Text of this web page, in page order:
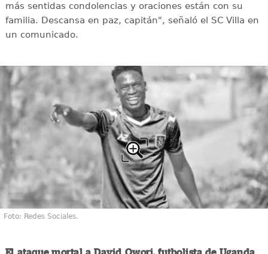
más sentidas condolencias y oraciones están con su
familia. Descansa en paz, capitán", señaló el SC Villa en
un comunicado.
Foto: Redes Sociales.